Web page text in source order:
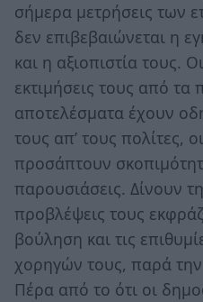
σήμερα μετρήσεις των
δεν επιβεβαιώνεται η
και η αξιοπιστία τους.
εκτιμήσεις τους από τα
αποτελέσματα έχουν
τους απ’ τους πολίτες,
προσάπτουν
παρουσιάσεις. Δίνουν
προβλέψεις τους
βούληση και τις
χορηγών τους, παρά την
Πέρα από το ότι οι